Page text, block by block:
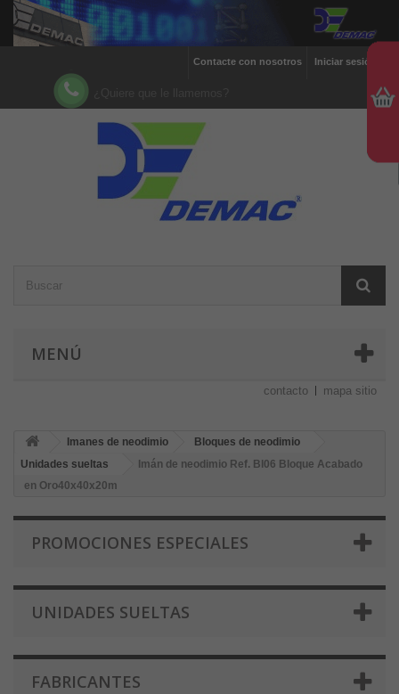
Iniciar sesión
Contacte con nosotros
MENÚ
contacto mapa sitio
Imanes de neodimio
Bloques de neodimio
Unidades sueltas
Imán de neodimio Ref. Bl06 Bloque Acabado
en Oro40x40x20m
PROMOCIONES ESPECIALES
UNIDADES SUELTAS
FABRICANTES